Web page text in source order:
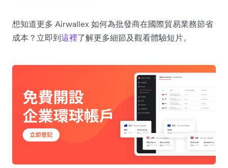
想知道更多 Airwallex 如何為批發商在國際貿易業務節省
成本？立即到這裡了解更多細節及觀看體驗短片。